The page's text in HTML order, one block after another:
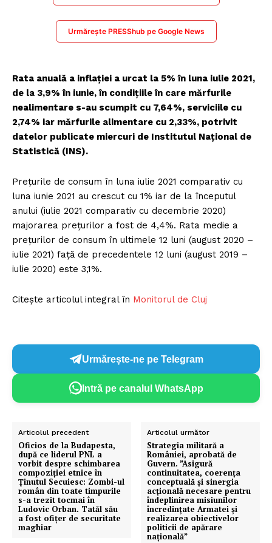
Urmărește PRESShub pe Google News
Rata anuală a inflaţiei a urcat la 5% în luna iulie 2021,
de la 3,9% în iunie, în condiţiile în care mărfurile
nealimentare s-au scumpit cu 7,64%, serviciile cu
2,74% iar mărfurile alimentare cu 2,33%, potrivit
datelor publicate miercuri de Institutul Naţional de
Statistică (INS).
Preţurile de consum în luna iulie 2021 comparativ cu
luna iunie 2021 au crescut cu 1% iar de la începutul
anului (iulie 2021 comparativ cu decembrie 2020)
majorarea preţurilor a fost de 4,4%. Rata medie a
preţurilor de consum în ultimele 12 luni (august 2020 –
iulie 2021) faţă de precedentele 12 luni (august 2019 –
iulie 2020) este 3,1%.
Citește articolul integral în Monitorul de Cluj
Urmărește-ne pe Telegram
Intră pe canalul WhatsApp
Articolul precedent
Oficios de la Budapesta,
după ce liderul PNL a
vorbit despre schimbarea
compoziției etnice în
Ținutul Secuiesc: Zombi-ul
român din toate timpurile
s-a trezit tocmai în
Ludovic Orban. Tatăl său
a fost ofițer de securitate
maghiar
Articolul următor
Strategia militară a
României, aprobată de
Guvern. ”Asigură
continuitatea, coerenţa
conceptuală şi sinergia
acţională necesare pentru
îndeplinirea misiunilor
încredinţate Armatei şi
realizarea obiectivelor
politicii de apărare
naţională”